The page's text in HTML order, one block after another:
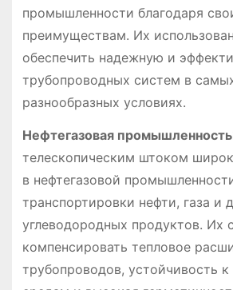
промышленности благодаря
преимуществам. Их
обеспечить надежную и
трубопроводных систем в
разнообразных условиях.
Нефтегазовая
телескопическим штоком
в нефтегазовой
транспортировки нефти, газа и
углеводородных продуктов. Их
компенсировать тепловое
трубопроводов, устойчивость